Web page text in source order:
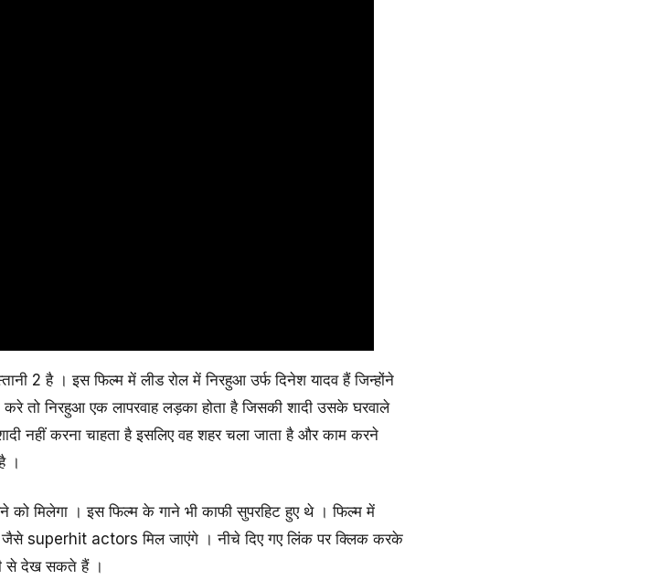
2 है । इस फिल्म में लीड रोल में निरहुआ उर्फ दिनेश यादव हैं जिन्होंने
तो निरहुआ एक लापरवाह लड़का होता है जिसकी शादी उसके घरवाले
नहीं करना चाहता है इसलिए वह शहर चला जाता है और काम करने
।
मिलेगा । इस फिल्म के गाने भी काफी सुपरहिट हुए थे । फिल्म में
जैसे superhit actors मिल जाएंगे । नीचे दिए गए लिंक पर क्लिक करके
से देख सकते हैं ।